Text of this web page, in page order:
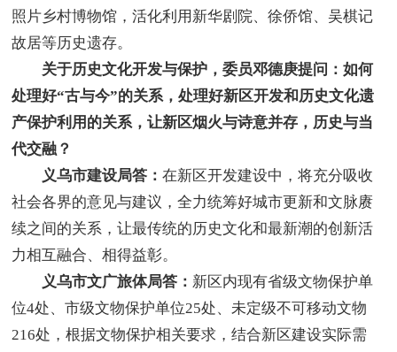
照片乡村博物馆，活化利用新华剧院、徐侨馆、吴棋记
故居等历史遗存。
关于历史文化开发与保护，委员邓德庚提问：如何
处理好“古与今”的关系，处理好新区开发和历史文化遗
产保护利用的关系，让新区烟火与诗意并存，历史与当
代交融？
义乌市建设局答：在新区开发建设中，将充分吸收
社会各界的意见与建议，全力统筹好城市更新和文脉赓
续之间的关系，让最传统的历史文化和最新潮的创新活
力相互融合、相得益彰。
义乌市文广旅体局答： 新区内现有省级文物保护单
位4处、市级文物保护单位25处、未定级不可移动文物
216处，根据文物保护相关要求，结合新区建设实际需